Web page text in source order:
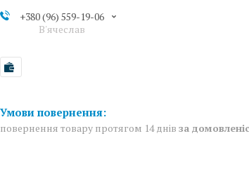
+380 (96) 559-19-06
В'ячеслав
повернення товару протягом 14 днів за